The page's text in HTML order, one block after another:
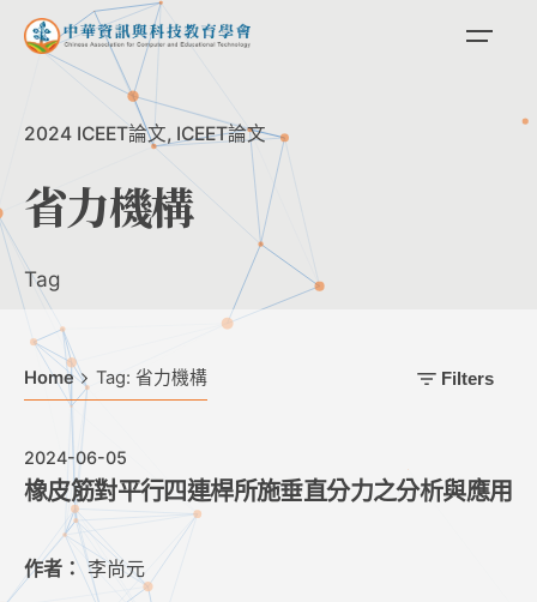
Skip
2024 ICEET論文 ICEET論文
省力機構
Tag
Home Tag: 省力機構 Filters
2024-06-05
橡皮筋對平行四連桿所施垂直分力之分析與應用
作者：李尚元